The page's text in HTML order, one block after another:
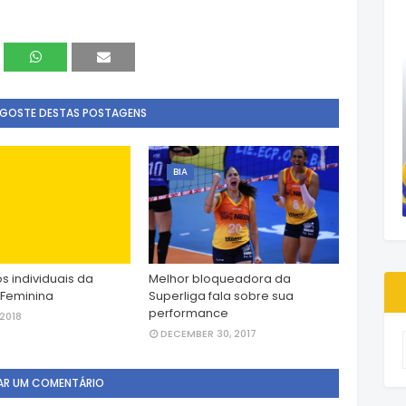
DESTAS POSTAGENS
individuais da
BIA
Melhor bloqueadora da
Superliga fala sobre sua
performance
DECEMBER 30, 2017
UM COMENTÁRIO